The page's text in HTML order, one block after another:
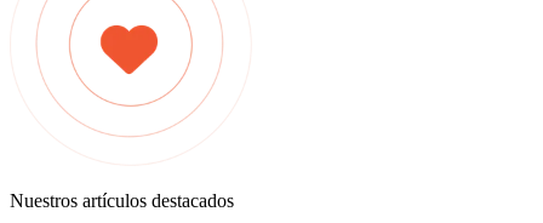
Nuestros artículos destacados